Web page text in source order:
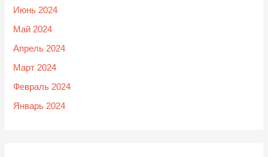
Июнь 2024
Май 2024
Апрель 2024
Март 2024
Февраль 2024
Январь 2024